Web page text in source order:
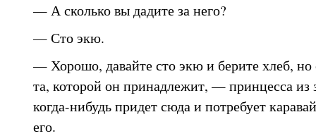
— А сколько вы дадите за него?
— Сто экю.
— Хорошо, давайте сто экю и берите хлеб, но
та, которой он принадлежит, — принцесса из
когда-нибудь придет сюда и потребует
его.